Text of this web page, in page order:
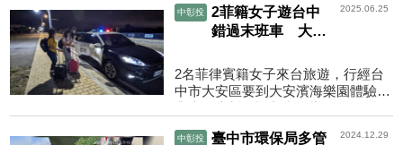
中彰投
2菲籍女子遊台中
錯過末班車 大甲
2025.06.25
2名菲律賓籍女子來台旅遊，行經台
中市大安區要到大安濱海樂園體驗沙
員警協助下，入住民宿免...
中彰投
臺中市環保局多管
2024.12.29